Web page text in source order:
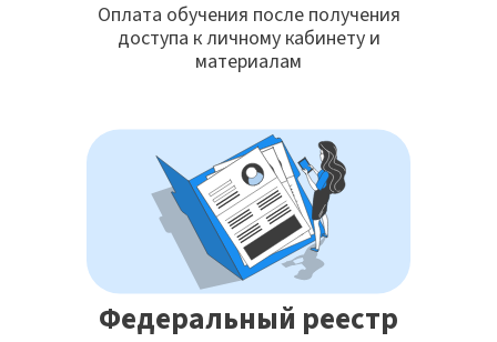
Оплата обучения после получения
доступа к личному кабинету и
материалам
Федеральный реестр